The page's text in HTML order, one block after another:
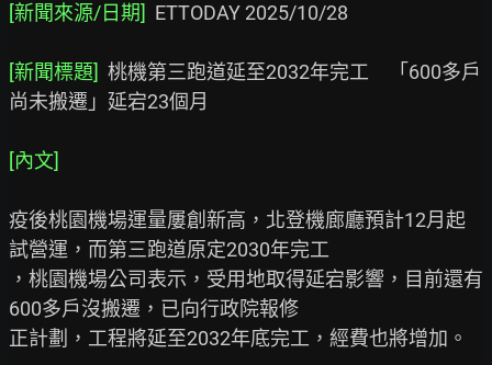
[新聞來源/日期]
  ETTODAY 2025/10/28
[新聞標題]
  桃機第三跑道延至2032年完工　「600多戶
尚未搬遷」延宕23個月
[內文]
疫後桃園機場運量屢創新高，北登機廊廳預計12月起
試營運，而第三跑道原定2030年完工
，桃園機場公司表示，受用地取得延宕影響，目前還有
600多戶沒搬遷，已向行政院報修
正計劃，工程將延至2032年底完工，經費也將增加。